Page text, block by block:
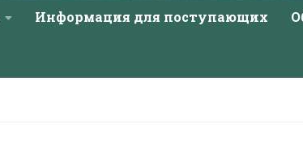
Информация для поступающих